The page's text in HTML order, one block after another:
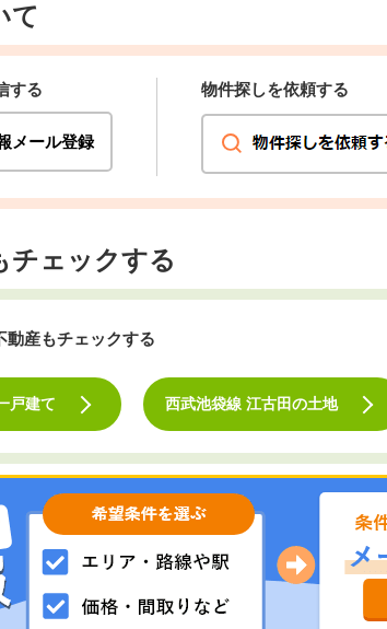
て
する
メール登録
物件探しを依頼する
チェックする
動産もチェックする
戸建て 西武池袋線 江古田の土地